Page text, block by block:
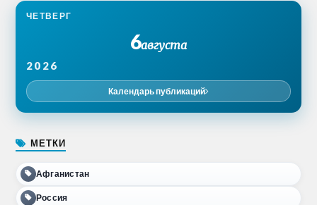
ЧЕТВЕРГ
6августа
2026
Календарь публикаций
МЕТКИ
Афганистан
Россия